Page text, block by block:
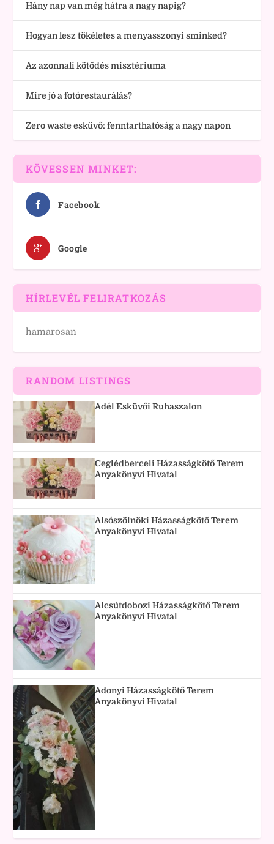
Hány nap van még hátra a nagy napig?
Hogyan lesz tökéletes a menyasszonyi sminked?
Az azonnali kötődés misztériuma
Mire jó a fotórestaurálás?
Zero waste esküvő: fenntarthatóság a nagy napon
KÖVESSEN MINKET:
Facebook
Google
HÍRLEVÉL FELIRATKOZÁS
hamarosan
RANDOM LISTINGS
Adél Esküvői Ruhaszalon
Ceglédberceli Házasságkötő Terem
Anyakönyvi Hivatal
Alsószölnöki Házasságkötő Terem
Anyakönyvi Hivatal
Alcsútdobozi Házasságkötő Terem
Anyakönyvi Hivatal
Adonyi Házasságkötő Terem
Anyakönyvi Hivatal